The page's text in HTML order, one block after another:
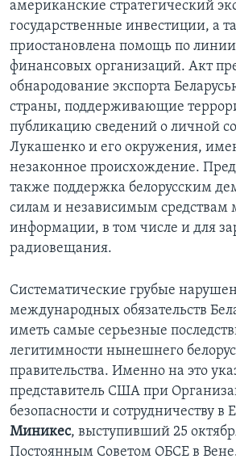
американские стратегический
государственные инвестиции, а
приостановлена помощь по
финансовых организаций. Акт
обнародование экспорта
страны, поддерживающие
публикацию сведений о личной
Лукашенко и его окружения,
незаконное происхождение.
также поддержка белорусским
силам и независимым средствам
информации, в том числе и для
радиовещания.
Систематические грубые
международных обязательств
иметь самые серьезные
легитимности нынешнего
правительства. Именно на это
представитель США при
безопасности и сотрудничеству в
Миникес, выступивший 25
Постоянным Советом ОБСЕ в